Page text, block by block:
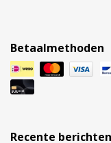
Betaalmethoden
Recente berichten